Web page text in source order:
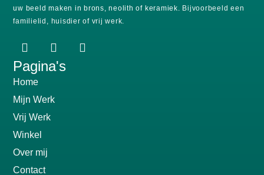
uw beeld maken in brons, neolith of keramiek.
Bijvoorbeeld een
familielid, huisdier of vrij werk.
Pagina's
Home
Mijn Werk
Vrij Werk
Winkel
Over mij
Contact